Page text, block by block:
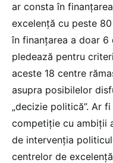
ar consta în
excelență cu peste
în finanțarea a doar 6
pledează pentru
aceste 18 centre
asupra posibilelor
„decizie politică”. Ar
competiție cu ambiții
de intervenția
centrelor de